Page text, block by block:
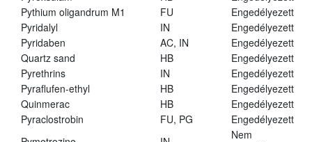
Pythium oligandrum M1
FU
Engedélyezett
Pyridalyl
IN
Engedélyezett
Pyridaben
AC, IN
Engedélyezett
Quartz sand
HB
Engedélyezett
Pyrethrins
IN
Engedélyezett
Pyraflufen-ethyl
HB
Engedélyezett
Quinmerac
HB
Engedélyezett
Pyraclostrobin
FU, PG
Engedélyezett
Nem